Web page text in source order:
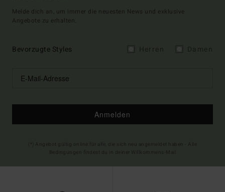
Melde dich an, um immer die neuesten News und exklusive
Angebote zu erhalten.
Bevorzugte Styles
Anmelden